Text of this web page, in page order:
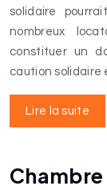
solidaire
nombreux
constituer un
caution solidaire
Lire la suite